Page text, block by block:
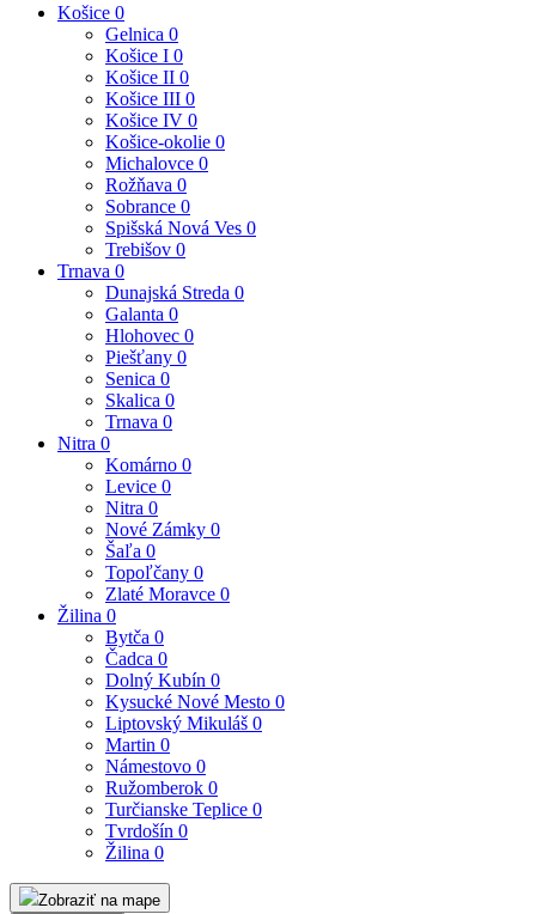
Košice 0
Gelnica 0
Košice I 0
Košice II 0
Košice III 0
Košice IV 0
Košice-okolie 0
Michalovce 0
Rožňava 0
Sobrance 0
Spišská Nová Ves 0
Trebišov 0
Trnava 0
Dunajská Streda 0
Galanta 0
Hlohovec 0
Piešťany 0
Senica 0
Skalica 0
Trnava 0
Nitra 0
Komárno 0
Levice 0
Nitra 0
Nové Zámky 0
Šaľa 0
Topoľčany 0
Zlaté Moravce 0
Žilina 0
Bytča 0
Čadca 0
Dolný Kubín 0
Kysucké Nové Mesto 0
Liptovský Mikuláš 0
Martin 0
Námestovo 0
Ružomberok 0
Turčianske Teplice 0
Tvrdošín 0
Žilina 0
Zobraziť na mape